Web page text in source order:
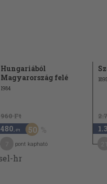
Hungariából
Magyarország felé
1984
960 Ft
480 ,-Ft 50
pont kapható
1895